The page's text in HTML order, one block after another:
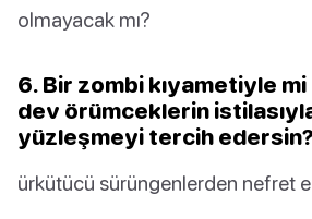
olmayacak mı?
6. Bir zombi kıyametiyle
dev örümceklerin
yüzleşmeyi tercih edersin?
ürkütücü sürüngenlerden nefret